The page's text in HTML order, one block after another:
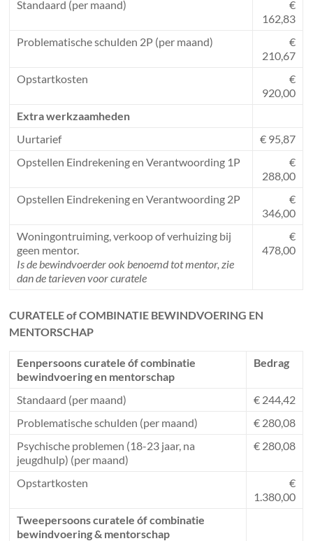
Standaard (per maand)
€
162,83
Problematische schulden 2P (per maand)
€
210,67
Opstartkosten
€
920,00
Extra werkzaamheden
Uurtarief
€ 95,87
Opstellen Eindrekening en Verantwoording 1P
€
288,00
Opstellen Eindrekening en Verantwoording 2P
€
346,00
Woningontruiming, verkoop of verhuizing bij
geen mentor.
Is de bewindvoerder ook benoemd tot mentor, zie
dan de tarieven voor curatele
€
478,00
CURATELE of COMBINATIE BEWINDVOERING EN
MENTORSCHAP
Eenpersoons curatele óf combinatie
bewindvoering en mentorschap
Bedrag
Standaard (per maand)
€ 244,42
Problematische schulden (per maand)
€ 280,08
Psychische problemen (18-23 jaar, na
jeugdhulp) (per maand)
€ 280,08
Opstartkosten
€
1.380,00
Tweepersoons curatele óf combinatie
bewindvoering & mentorschap